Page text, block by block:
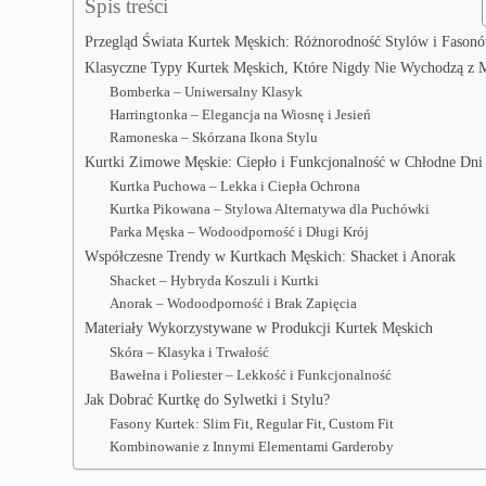
Spis treści
Przegląd Świata Kurtek Męskich: Różnorodność Stylów i
Klasyczne Typy Kurtek Męskich, Które Nigdy Nie Wychodzą z
Bomberka – Uniwersalny Klasyk
Harringtonka – Elegancja na Wiosnę i Jesień
Ramoneska – Skórzana Ikona Stylu
Kurtki Zimowe Męskie: Ciepło i Funkcjonalność w Chłodne Dni
Kurtka Puchowa – Lekka i Ciepła Ochrona
Kurtka Pikowana – Stylowa Alternatywa dla Puchówki
Parka Męska – Wodoodporność i Długi Krój
Współczesne Trendy w Kurtkach Męskich: Shacket i Anorak
Shacket – Hybryda Koszuli i Kurtki
Anorak – Wodoodporność i Brak Zapięcia
Materiały Wykorzystywane w Produkcji Kurtek Męskich
Skóra – Klasyka i Trwałość
Bawełna i Poliester – Lekkość i Funkcjonalność
Jak Dobrać Kurtkę do Sylwetki i Stylu?
Fasony Kurtek: Slim Fit, Regular Fit, Custom Fit
Kombinowanie z Innymi Elementami Garderoby